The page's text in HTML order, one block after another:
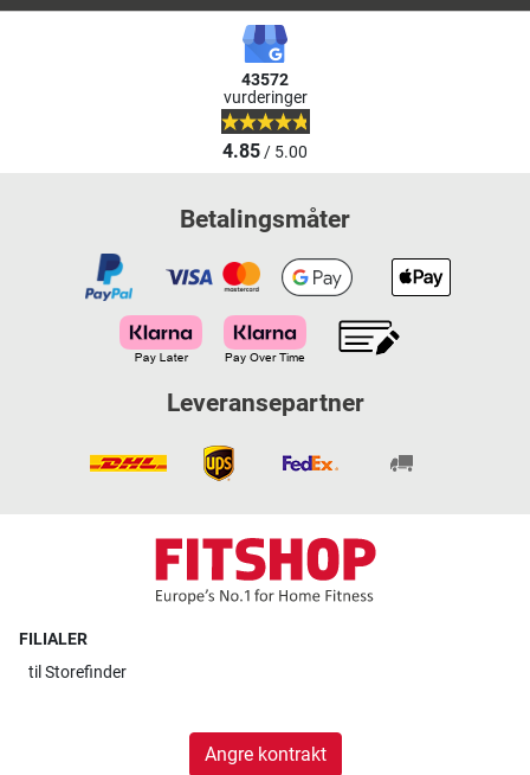
43572
vurderinger
4.85/ 5.00
Betalingsmåter
Leveransepartner
FILIALER
tilStorefinder
Angre kontrakt